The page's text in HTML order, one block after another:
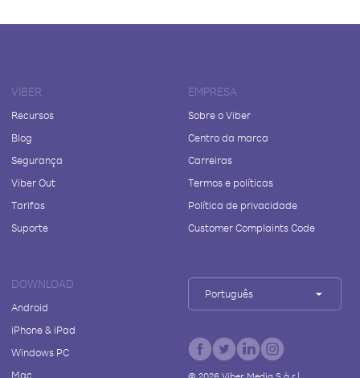
VIBER
Recursos
Blog
Segurança
Viber Out
Tarifas
Suporte
EMPRESA
Sobre o Viber
Centro da marca
Carreiras
Termos e políticas
Política de privacidade
Customer Complaints Code
DOWNLOAD
Android
iPhone & iPad
Windows PC
Mac
Português